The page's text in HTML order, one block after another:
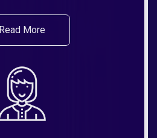
Read More